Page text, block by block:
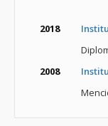
2018
2008